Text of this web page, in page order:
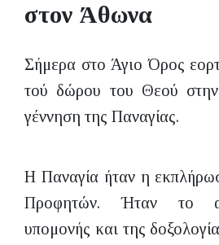
στον Άθωνα
Σήμερα στο Άγιο Όρος
τού δώρου του Θεού
γέννηση της Παναγίας.
Η Παναγία ήταν η
Προφητών. Ήταν το
υπομονής και της